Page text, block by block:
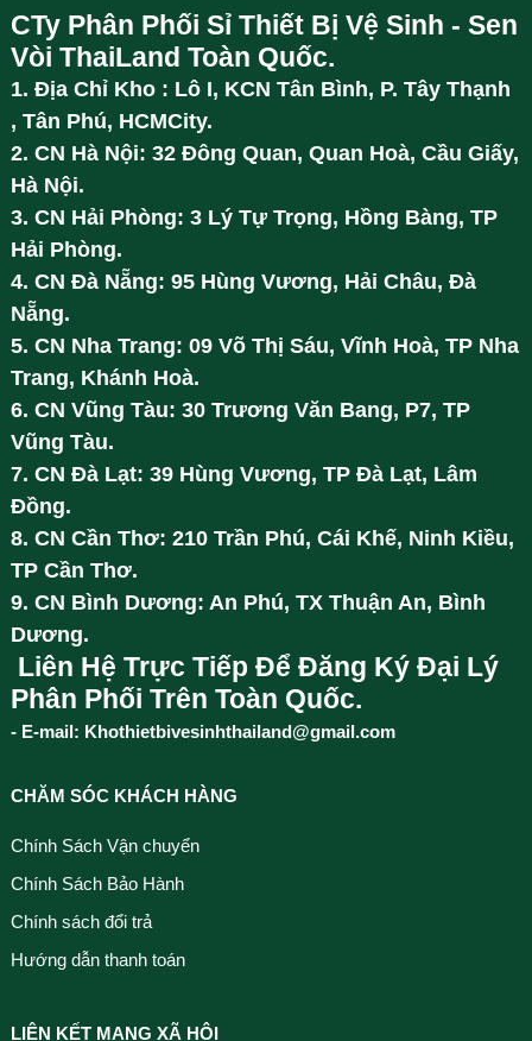
CTy Phân Phối Sỉ Thiết Bị Vệ Sinh - Sen
Vòi ThaiLand Toàn Quốc.
1. Địa Chỉ Kho : Lô I, KCN Tân Bình, P. Tây Thạnh
, Tân Phú, HCMCity.
2. CN Hà Nội: 32 Đông Quan, Quan Hoà, Cầu Giấy,
Hà Nội.
3. CN Hải Phòng: 3 Lý Tự Trọng, Hồng Bàng, TP
Hải Phòng.
4. CN Đà Nẵng: 95 Hùng Vương, Hải Châu, Đà
Nẵng.
5. CN Nha Trang: 09 Võ Thị Sáu, Vĩnh Hoà, TP Nha
Trang, Khánh Hoà.
6. CN Vũng Tàu: 30 Trương Văn Bang, P7, TP
Vũng Tàu.
7. CN Đà Lạt: 39 Hùng Vương, TP Đà Lạt, Lâm
Đồng.
8. CN Cần Thơ: 210 Trần Phú, Cái Khế, Ninh Kiều,
TP Cần Thơ.
9. CN Bình Dương: An Phú, TX Thuận An, Bình
Dương.
Liên Hệ Trực Tiếp Để Đăng Ký Đại Lý
Phân Phối Trên Toàn Quốc.
- E-mail: Khothietbivesinhthailand@gmail.com
CHĂM SÓC KHÁCH HÀNG
Chính Sách Vận chuyển
Chính Sách Bảo Hành
Chính sách đổi trả
Hướng dẫn thanh toán
LIÊN KẾT MẠNG XÃ HỘI